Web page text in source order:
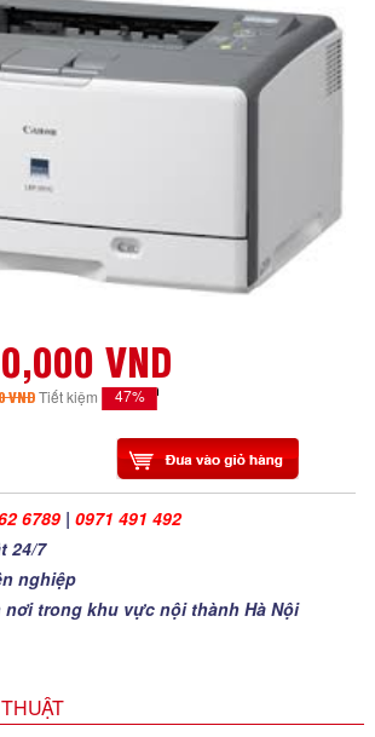
VND
VNDTiết kiệm 47%
6789 | 0971 491 492
24/7
nghiệp
nơi trong khu vực nội thành Hà Nội